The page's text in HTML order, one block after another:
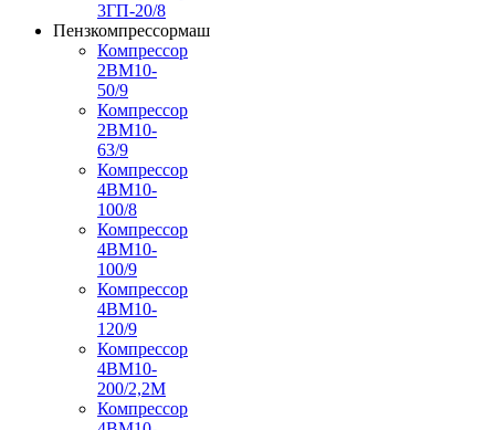
3ГП-20/8
Пензкомпрессормаш
Компрессор
2ВМ10-
50/9
Компрессор
2ВМ10-
63/9
Компрессор
4ВМ10-
100/8
Компрессор
4ВМ10-
100/9
Компрессор
4ВМ10-
120/9
Компрессор
4ВМ10-
200/2,2М
Компрессор